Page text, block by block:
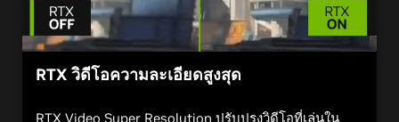
RTX วิดีโอความละเอียดสูงสุด
RTX Video Super Resolution ปรับปรุงวิดีโอที่เล่นใน